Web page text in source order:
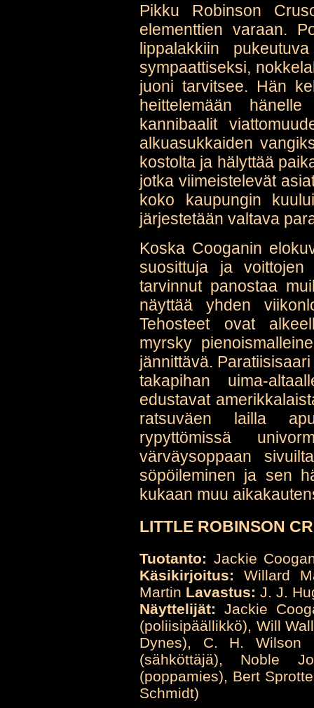
Pikku Robinson
elementtien varaan.
lippalakkiin
sympaattiseksi,
juoni tarvitsee. Hän
heittelemään
kannibaalit
alkuasukkaiden
kostolta ja hälyttää
jotka viimeistelevät
koko kaupungin
järjestetään valtava
Koska Cooganin
suosittuja ja
tarvinnut panostaa
näyttää yhden
Tehosteet ovat
myrsky
jännittävä.
takapihan uima-
edustavat
ratsuväen lailla
rypyttömissä
värväysoppaan
söpöileminen ja sen
kukaan muu
LITTLE ROBINSON
Tuotanto: Jackie
Käsikirjoitus: Willard
Martin Lavastus: J. J.
Näyttelijät: Jackie
(poliisipäällikkö), Will
Dynes), C. H. Wilson
(sähköttäjä), Noble
(poppamies), Bert
Schmidt)